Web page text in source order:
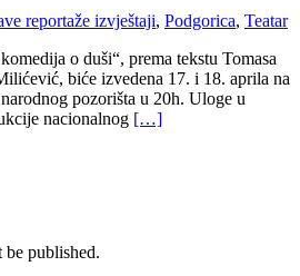
reportaže izvještaji, Podgorica, Teatar
o duši“, prema tekstu Tomasa
biće izvedena 17. i 18. aprila na
pozorišta u 20h. Uloge u
nacionalnog […]
published.